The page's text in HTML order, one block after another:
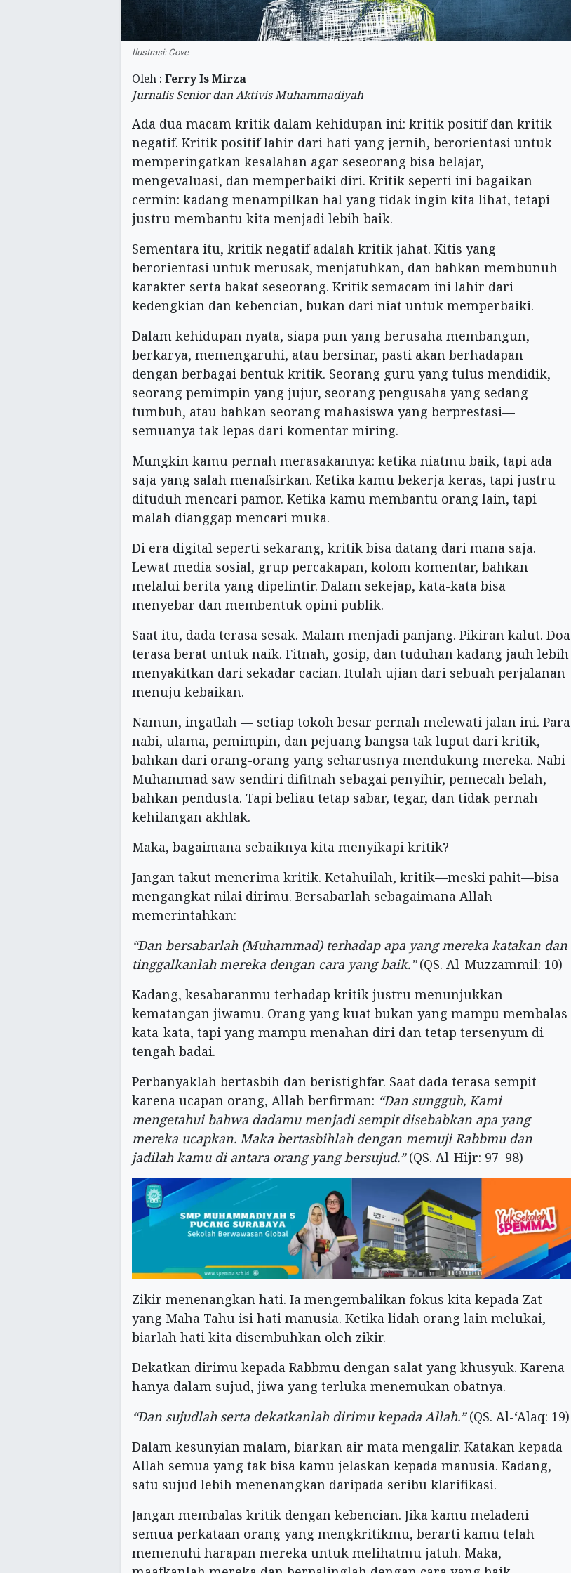
Ilustrasi: Cove
Oleh : Ferry Is Mirza
Jurnalis Senior dan Aktivis Muhammadiyah
Ada dua macam kritik dalam kehidupan ini: kritik positif dan kritik
negatif. Kritik positif lahir dari hati yang jernih, berorientasi untuk
memperingatkan kesalahan agar seseorang bisa belajar,
mengevaluasi, dan memperbaiki diri. Kritik seperti ini bagaikan
cermin: kadang menampilkan hal yang tidak ingin kita lihat, tetapi
justru membantu kita menjadi lebih baik.
Sementara itu, kritik negatif adalah kritik jahat. Kitis yang
berorientasi untuk merusak, menjatuhkan, dan bahkan membunuh
karakter serta bakat seseorang. Kritik semacam ini lahir dari
kedengkian dan kebencian, bukan dari niat untuk memperbaiki.
Dalam kehidupan nyata, siapa pun yang berusaha membangun,
berkarya, memengaruhi, atau bersinar, pasti akan berhadapan
dengan berbagai bentuk kritik. Seorang guru yang tulus mendidik,
seorang pemimpin yang jujur, seorang pengusaha yang sedang
tumbuh, atau bahkan seorang mahasiswa yang berprestasi—
semuanya tak lepas dari komentar miring.
Mungkin kamu pernah merasakannya: ketika niatmu baik, tapi ada
saja yang salah menafsirkan. Ketika kamu bekerja keras, tapi justru
dituduh mencari pamor. Ketika kamu membantu orang lain, tapi
malah dianggap mencari muka.
Di era digital seperti sekarang, kritik bisa datang dari mana saja.
Lewat media sosial, grup percakapan, kolom komentar, bahkan
melalui berita yang dipelintir. Dalam sekejap, kata-kata bisa
menyebar dan membentuk opini publik.
Saat itu, dada terasa sesak. Malam menjadi panjang. Pikiran kalut. Doa
terasa berat untuk naik. Fitnah, gosip, dan tuduhan kadang jauh lebih
menyakitkan dari sekadar cacian. Itulah ujian dari sebuah perjalanan
menuju kebaikan.
Namun, ingatlah — setiap tokoh besar pernah melewati jalan ini. Para
nabi, ulama, pemimpin, dan pejuang bangsa tak luput dari kritik,
bahkan dari orang-orang yang seharusnya mendukung mereka. Nabi
Muhammad saw sendiri difitnah sebagai penyihir, pemecah belah,
bahkan pendusta. Tapi beliau tetap sabar, tegar, dan tidak pernah
kehilangan akhlak.
Maka, bagaimana sebaiknya kita menyikapi kritik?
Jangan takut menerima kritik. Ketahuilah, kritik—meski pahit—bisa
mengangkat nilai dirimu. Bersabarlah sebagaimana Allah
memerintahkan:
“Dan bersabarlah (Muhammad) terhadap apa yang mereka katakan dan
tinggalkanlah mereka dengan cara yang baik.”(QS. Al-Muzzammil: 10)
Kadang, kesabaranmu terhadap kritik justru menunjukkan
kematangan jiwamu. Orang yang kuat bukan yang mampu membalas
kata-kata, tapi yang mampu menahan diri dan tetap tersenyum di
tengah badai.
Perbanyaklah bertasbih dan beristighfar. Saat dada terasa sempit
karena ucapan orang, Allah berfirman: “Dan sungguh, Kami
mengetahui bahwa dadamu menjadi sempit disebabkan apa yang
mereka ucapkan. Maka bertasbihlah dengan memuji Rabbmu dan
jadilah kamu di antara orang yang bersujud.”(QS. Al-Hijr: 97–98)
Zikir menenangkan hati. Ia mengembalikan fokus kita kepada Zat
yang Maha Tahu isi hati manusia. Ketika lidah orang lain melukai,
biarlah hati kita disembuhkan oleh zikir.
Dekatkan dirimu kepada Rabbmu dengan salat yang khusyuk. Karena
hanya dalam sujud, jiwa yang terluka menemukan obatnya.
“Dan sujudlah serta dekatkanlah dirimu kepada Allah.”(QS. Al-‘Alaq: 19)
Dalam kesunyian malam, biarkan air mata mengalir. Katakan kepada
Allah semua yang tak bisa kamu jelaskan kepada manusia. Kadang,
satu sujud lebih menenangkan daripada seribu klarifikasi.
Jangan membalas kritik dengan kebencian. Jika kamu meladeni
semua perkataan orang yang mengkritikmu, berarti kamu telah
memenuhi harapan mereka untuk melihatmu jatuh. Maka,